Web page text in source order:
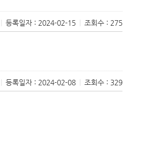
| 등록일자 : 2024-02-15 | 조회수 : 275
| 등록일자 : 2024-02-08 | 조회수 : 329